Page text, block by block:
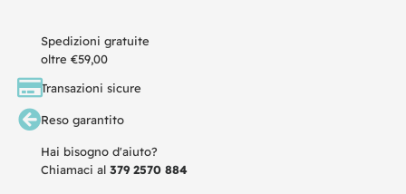
Spedizioni gratuite
oltre €59,00
Transazioni sicure
Reso garantito
Hai bisogno d'aiuto?
Chiamaci al 379 2570 884